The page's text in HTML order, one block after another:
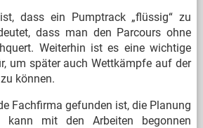
dass ein Pumptrack „flüssig“ zu
dass man den Parcours ohne
Weiterhin ist es eine wichtige
um später auch Wettkämpfe auf der
können.
Fachfirma gefunden ist, die Planung
kann mit den Arbeiten begonnen